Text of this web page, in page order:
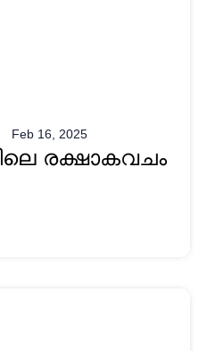
Feb 16, 2025
രക്ഷാകവചം